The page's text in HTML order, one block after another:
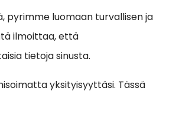
pyrimme luomaan turvallisen ja
ilmoittaa, että
tietoja sinusta.
yksityisyyttäsi. Tässä